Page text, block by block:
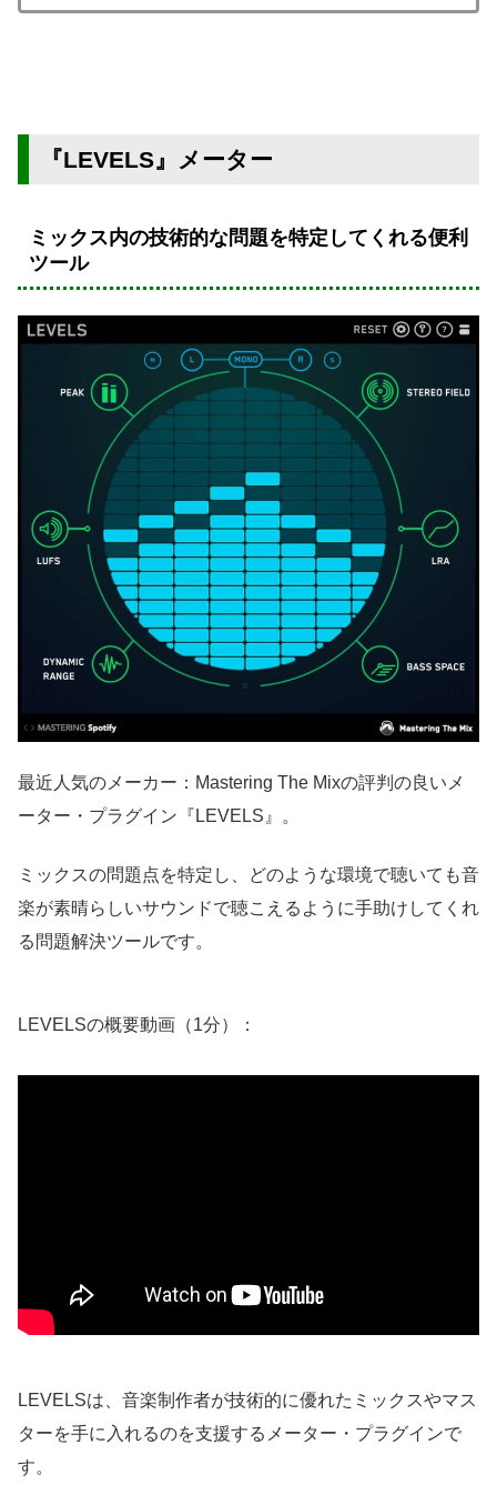
『LEVELS』メーター
ミックス内の技術的な問題を特定してくれる便利
ツール
最近人気のメーカー：Mastering The Mixの評判の良いメ
ーター・プラグイン『LEVELS』。
ミックスの問題点を特定し、どのような環境で聴いても音
楽が素晴らしいサウンドで聴こえるように手助けしてくれ
る問題解決ツールです。
LEVELSの概要動画（1分）：
LEVELSは、音楽制作者が技術的に優れたミックスやマス
ターを手に入れるのを支援するメーター・プラグインで
す。